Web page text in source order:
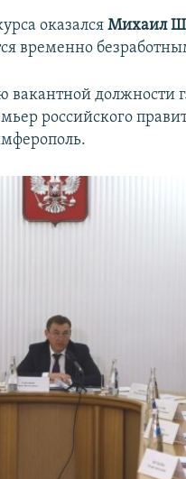
оказалсяМихаил
временно
должности
российского